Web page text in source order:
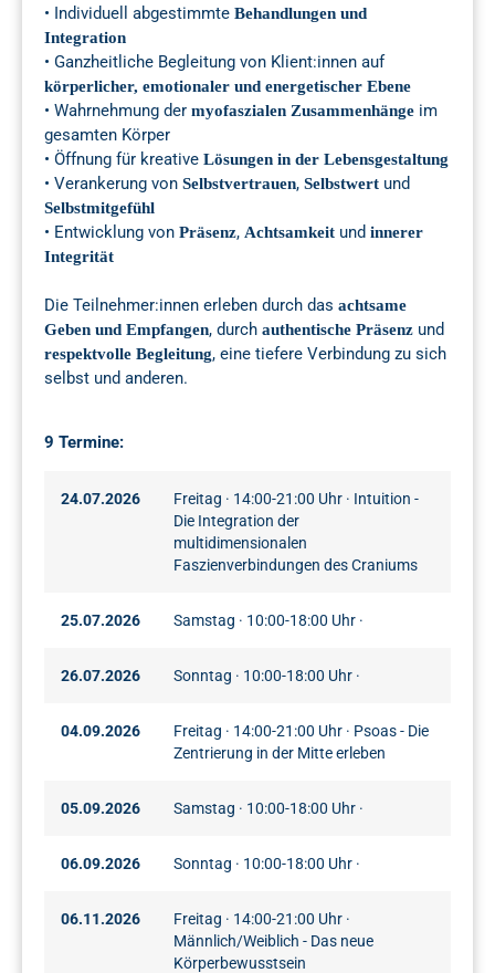
• Individuell abgestimmte Behandlungen und
Integration
• Ganzheitliche Begleitung von Klient:innen auf
körperlicher, emotionaler und energetischer Ebene
• Wahrnehmung der myofaszialen Zusammenhänge im
gesamten Körper
• Öffnung für kreative Lösungen in der Lebensgestaltung
• Verankerung von Selbstvertrauen, Selbstwert und
Selbstmitgefühl
• Entwicklung von Präsenz, Achtsamkeit und innerer
Integrität
Die Teilnehmer:innen erleben durch das achtsame
Geben und Empfangen, durch authentische Präsenz und
respektvolle Begleitung, eine tiefere Verbindung zu sich
selbst und anderen.
9 Termine:
24.07.2026
Freitag · 14:00-21:00 Uhr · Intuition -
Die Integration der
multidimensionalen
Faszienverbindungen des Craniums
25.07.2026 Samstag · 10:00-18:00 Uhr ·
26.07.2026 Sonntag · 10:00-18:00 Uhr ·
04.09.2026
Freitag · 14:00-21:00 Uhr · Psoas - Die
Zentrierung in der Mitte erleben
05.09.2026 Samstag · 10:00-18:00 Uhr ·
06.09.2026 Sonntag · 10:00-18:00 Uhr ·
06.11.2026
Freitag · 14:00-21:00 Uhr ·
Männlich/Weiblich - Das neue
Körperbewusstsein